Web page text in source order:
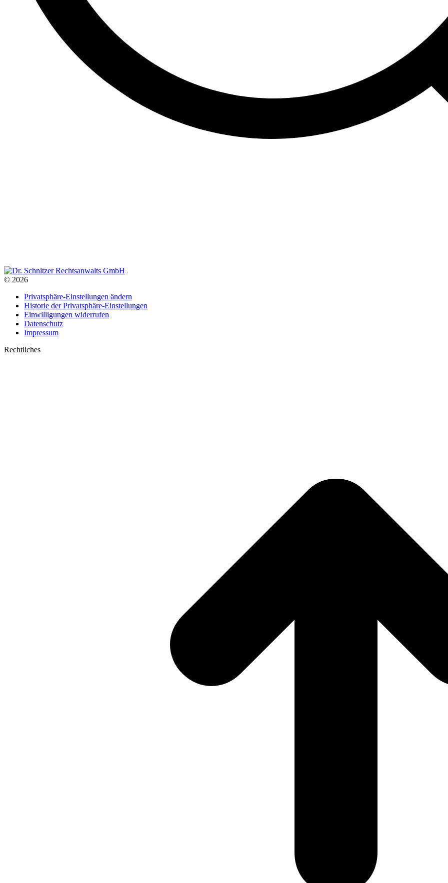
© 2026
Privatsphäre-Einstellungen ändern
Historie der Privatsphäre-Einstellungen
Einwilligungen widerrufen
Datenschutz
Impressum
Rechtliches